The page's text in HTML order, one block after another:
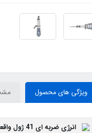
ویژگی های محصول
انرژی ضربه ای 41 ژول واقعی